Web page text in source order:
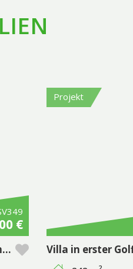
€
Villa in erster Golflinie mit drei Schlafzimmern und pool - Pestana Silves Golf Resort
Projekt